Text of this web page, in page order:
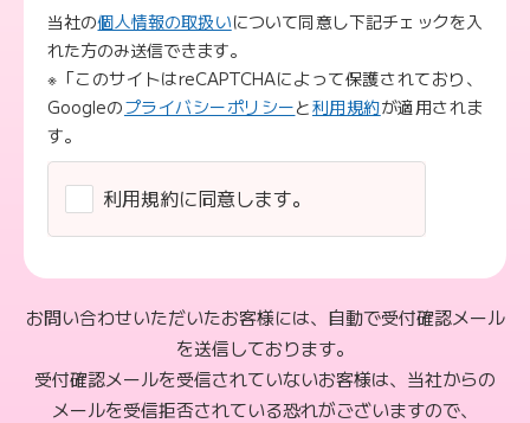
当社の個人情報の取扱いについて同意し下記チェックを入
れた方のみ送信できます。
※「このサイトはreCAPTCHAによって保護されており、
Googleのプライバシーポリシーと利用規約が適用されま
す。
利用規約に同意します。
お問い合わせいただいたお客様には、自動で受付確認メール
を送信しております。
受付確認メールを受信されていないお客様は、当社からの
メールを受信拒否されている恐れがございますので、